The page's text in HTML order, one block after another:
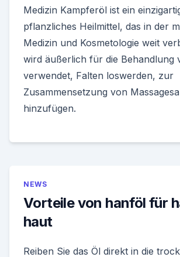
Medizin Kampferöl ist ein
pflanzliches Heilmittel, das in der
Medizin und Kosmetologie weit
wird äußerlich für die Behandlung
verwendet, Falten loswerden, zur
Zusammensetzung von
hinzufügen.
NEWS
Vorteile von hanföl für
haut
Reiben Sie das Öl direkt in die